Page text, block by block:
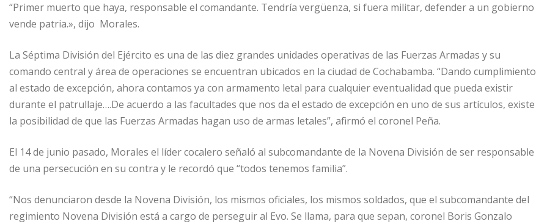
“Primer muerto que haya, responsable el comandante. Tendría vergüenza, si fuera militar, defender a un gobierno
vende patria.», dijo Morales.
La Séptima División del Ejército es una de las diez grandes unidades operativas de las Fuerzas Armadas y su
comando central y área de operaciones se encuentran ubicados en la ciudad de Cochabamba. “Dando cumplimiento
al estado de excepción, ahora contamos ya con armamento letal para cualquier eventualidad que pueda existir
durante el patrullaje….De acuerdo a las facultades que nos da el estado de excepción en uno de sus artículos, existe
la posibilidad de que las Fuerzas Armadas hagan uso de armas letales”, afirmó el coronel Peña.
El 14 de junio pasado, Morales el líder cocalero señaló al subcomandante de la Novena División de ser responsable
de una persecución en su contra y le recordó que “todos tenemos familia”.
“Nos denunciaron desde la Novena División, los mismos oficiales, los mismos soldados, que el subcomandante del
regimiento Novena División está a cargo de perseguir al Evo. Se llama, para que sepan, coronel Boris Gonzalo